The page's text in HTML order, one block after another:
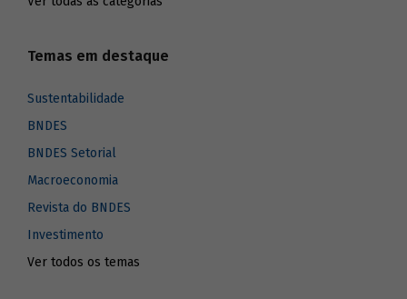
Temas em destaque
Sustentabilidade
BNDES
BNDES Setorial
Macroeconomia
Revista do BNDES
Investimento
Ver todos os temas